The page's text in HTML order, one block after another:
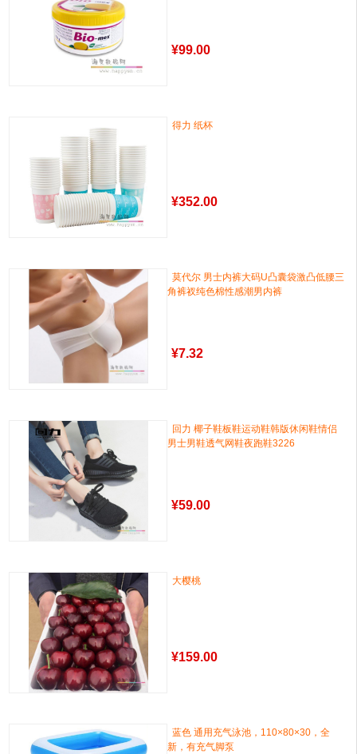
¥99.00
得力 纸杯
¥352.00
莫代尔 男士内裤大码U凸囊袋激凸低腰三
角裤衩纯色棉性感潮男内裤
¥7.32
回力 椰子鞋板鞋运动鞋韩版休闲鞋情侣
男士男鞋透气网鞋夜跑鞋3226
¥59.00
大樱桃
¥159.00
蓝色 通用充气泳池，110×80×30，全
新，有充气脚泵